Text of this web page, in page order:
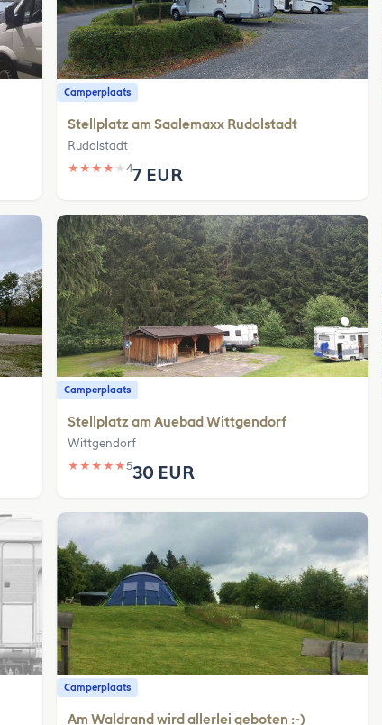
Camperplaats
Stellplatz am Saalemaxx Rudolstadt
Rudolstadt
★ ★ ★ ★ ★47 EUR
Camperplaats
Stellplatz am Auebad Wittgendorf
Wittgendorf
★ ★ ★ ★ ★530 EUR
Camperplaats
Am Waldrand wird allerlei geboten :-)